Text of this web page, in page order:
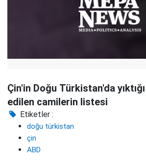
Çin'in Doğu Türkistan'da
edilen camilerin listesi
Etiketler :
doğu türkistan
çin
ABD